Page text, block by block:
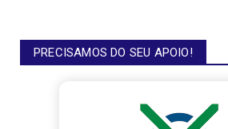
PRECISAMOS DO SEU APOIO!